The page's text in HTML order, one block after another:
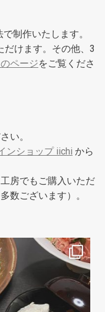
制作いたします。
だけます。その他、3
ページをご覧くださ
い。
ンショップ iichi から
房でもご購入いただ
数ございます）。